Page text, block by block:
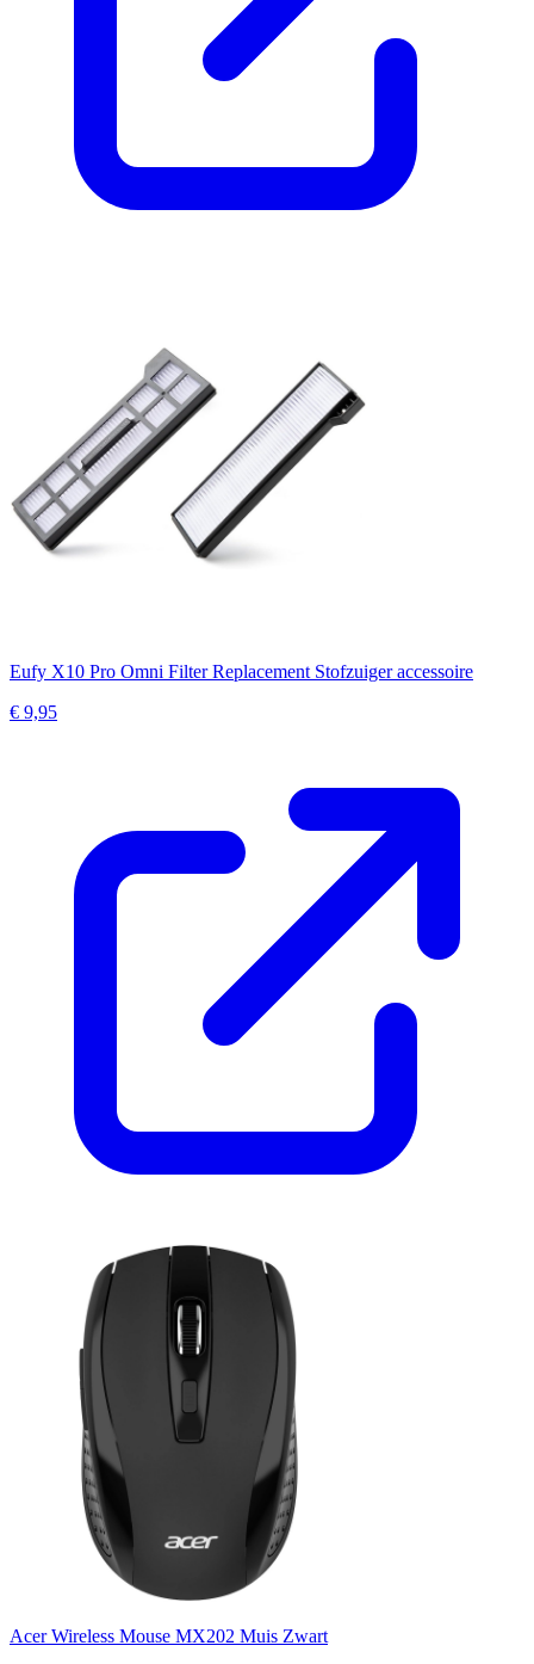
Eufy X10 Pro Omni Filter Replacement Stofzuiger accessoire
€ 9,95
Acer Wireless Mouse MX202 Muis Zwart